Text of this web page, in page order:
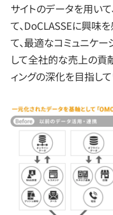
サイトのデータを用い
て、DoCLASSEに興味
て、最適なコミュニケー
して全社的な売上の貢
ィングの深化を目指し